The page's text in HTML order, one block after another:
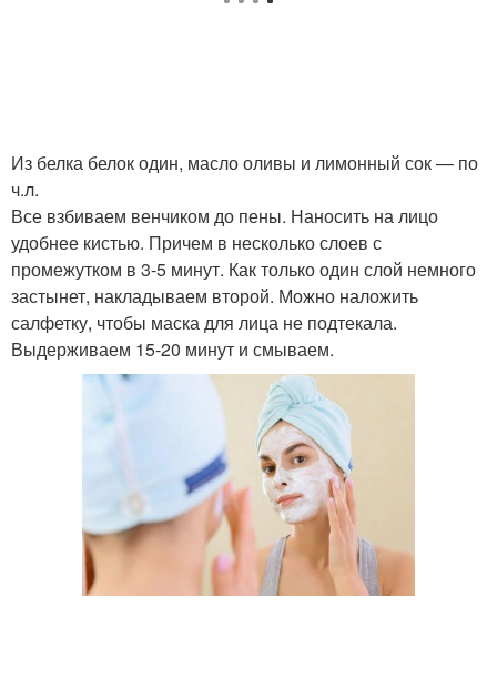
Из белка белок один, масло оливы и лимонный сок — по
ч.л.
Все взбиваем венчиком до пены. Наносить на лицо
удобнее кистью. Причем в несколько слоев с
промежутком в 3-5 минут. Как только один слой немного
застынет, накладываем второй. Можно наложить
салфетку, чтобы маска для лица не подтекала.
Выдерживаем 15-20 минут и смываем.